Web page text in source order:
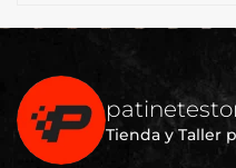
era:
Tienda y Taller